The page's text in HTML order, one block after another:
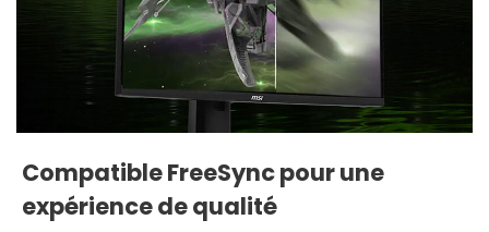
Compatible FreeSync pour une
expérience de qualité